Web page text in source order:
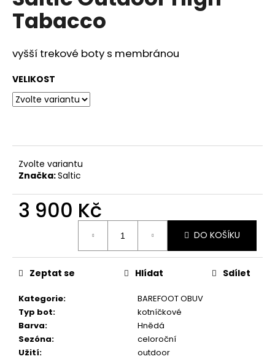
0,0
hvězdiček.
Tabacco
vyšší trekové boty s membránou
VELIKOST
Zvolte variantu
Značka:Saltic
3 900 Kč
DO KOŠÍKU
Kategorie:
BAREFOOT OBUV
Typ bot:
kotníčkové
Barva:
Hnědá
Sezóna:
celoroční
Užití:
outdoor
Zeptat se Hlídat Sdílet
a
í
t
?
D
o
u
č
m
e